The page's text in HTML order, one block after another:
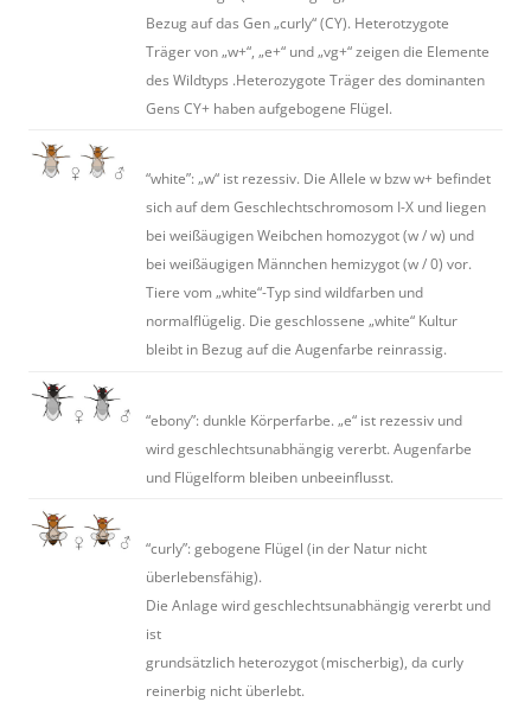
Bezug auf das Gen „curly“ (CY). Heterotzygote
Träger von „w+“, „e+“ und „vg+“ zeigen die Elemente
des Wildtyps .Heterozygote Träger des dominanten
Gens CY+ haben aufgebogene Flügel.
“white”: „w“ ist rezessiv. Die Allele w bzw w+ befindet
sich auf dem Geschlechtschromosom I-X und liegen
bei weißäugigen Weibchen homozygot (w / w) und
bei weißäugigen Männchen hemizygot (w / 0) vor.
Tiere vom „white“-Typ sind wildfarben und
normalflügelig. Die geschlossene „white“ Kultur
bleibt in Bezug auf die Augenfarbe reinrassig.
“ebony”: dunkle Körperfarbe. „e“ ist rezessiv und
wird geschlechtsunabhängig vererbt. Augenfarbe
und Flügelform bleiben unbeeinflusst.
“curly”: gebogene Flügel (in der Natur nicht
überlebensfähig).
Die Anlage wird geschlechtsunabhängig vererbt und
ist
grundsätzlich heterozygot (mischerbig), da curly
reinerbig nicht überlebt.